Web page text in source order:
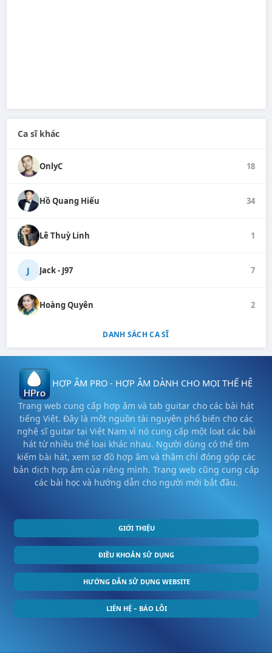
Ca sĩ khác
OnlyC 18
Hồ Quang Hiếu 34
Lê Thuỳ Linh 1
J Jack - J97 7
Hoàng Quyên 2
DANH SÁCH CA SĨ
HỢP ÂM PRO - HỢP ÂM DÀNH CHO MỌI THẾ HỆ
Trang web cung cấp hợp âm và tab guitar cho các bài hát
tiếng Việt. Đây là một nguồn tài nguyên phổ biến cho các
nghệ sĩ guitar tại Việt Nam vì nó cung cấp một loạt các bài
hát từ nhiều thể loại khác nhau. Người dùng có thể tìm
kiếm bài hát, xem sơ đồ hợp âm và thậm chí đóng góp các
bản dịch hợp âm của riêng mình. Trang web cũng cung cấp
các bài học và hướng dẫn cho người mới bắt đầu.
GIỚI THIỆU
ĐIỀU KHOẢN SỬ DỤNG
HƯỚNG DẪN SỬ DỤNG WEBSITE
LIÊN HỆ – BÁO LỖI